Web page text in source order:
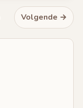
Volgende →